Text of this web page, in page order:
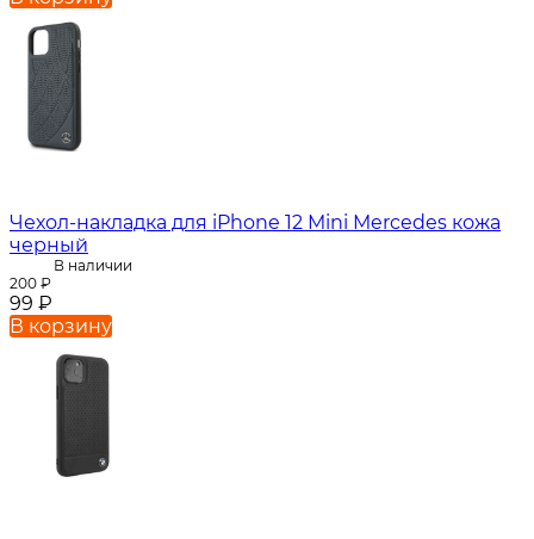
Чехол-накладка для iPhone 12 Mini Mercedes кожа
черный
В наличии
200 ₽
99 ₽
В корзину